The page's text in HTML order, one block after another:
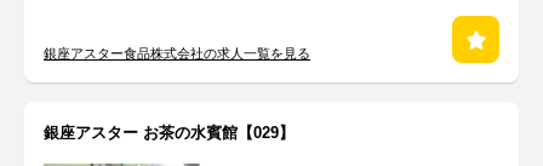
銀座アスター食品株式会社の求人一覧を見る
銀座アスター お茶の水賓館【029】